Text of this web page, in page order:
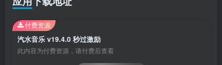
汽水音乐 v19.4.0 秒过激励
此内容为付费资源，请付费后查看
付费资源